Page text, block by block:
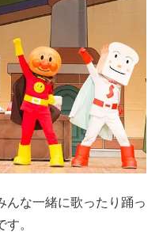
んな一緒に歌ったり踊っ
。